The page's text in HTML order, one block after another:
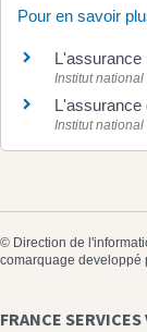
Pour en savoir
L'assurance
Institut
L'assurance
Institut
© Direction de
comarquage developpé
FRANCE